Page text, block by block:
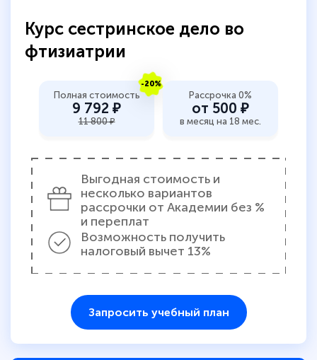
Курс сестринское дело во
фтизиатрии
-20%
Полная стоимость
9 792 ₽
11 800 ₽
Рассрочка 0%
от 500 ₽
в месяц на 18 мес.
Выгодная стоимость и
несколько вариантов
рассрочки от Академии без %
и переплат
Возможность получить
налоговый вычет 13%
Запросить учебный план